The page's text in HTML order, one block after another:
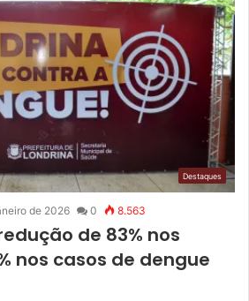
Destaques
de 2026 0 8.563
de 83% nos
nos casos de dengue